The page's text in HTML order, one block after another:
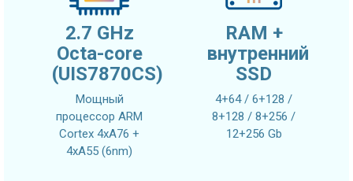
2.7 GHz
Octa-core
(UIS7870CS)
Мощный
процессор ARM
Cortex 4xA76 +
4xA55 (6nm)
RAM +
внутренний
SSD
4+64 / 6+128 /
8+128 / 8+256 /
12+256 Gb